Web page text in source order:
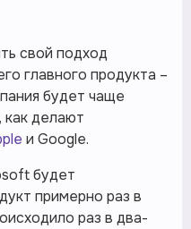
свой подход
главного продукта –
будет чаще
как делают
и Google.
будет
примерно раз в
раз в два-